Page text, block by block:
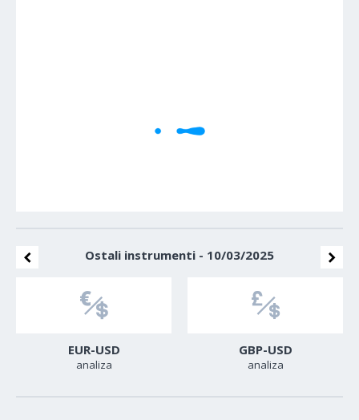
Ostali instrumenti - 10/03/2025
EUR-USD
analiza
GBP-USD
analiza